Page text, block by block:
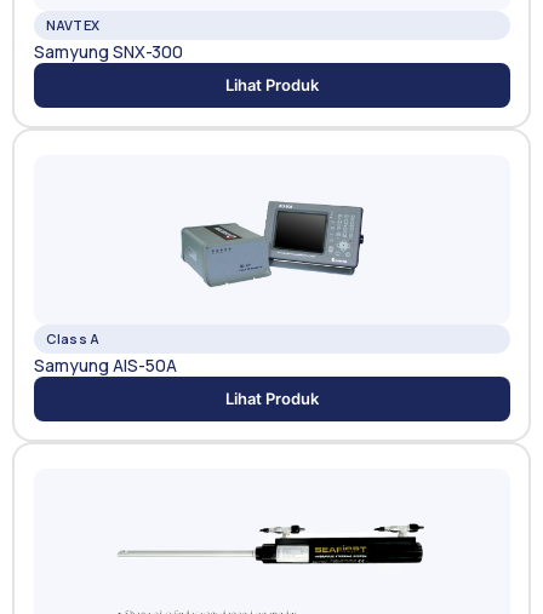
NAVTEX
Samyung SNX-300
Lihat Produk
Class A
Samyung AIS-50A
Lihat Produk